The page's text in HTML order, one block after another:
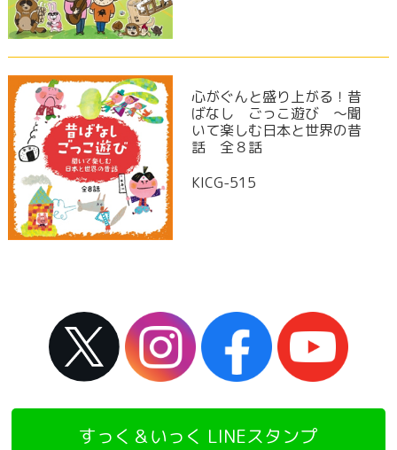
心がぐんと盛り上がる！昔
ばなし ごっこ遊び ～聞
いて楽しむ日本と世界の昔
話 全８話
KICG-515
すっく＆いっく LINEスタンプ